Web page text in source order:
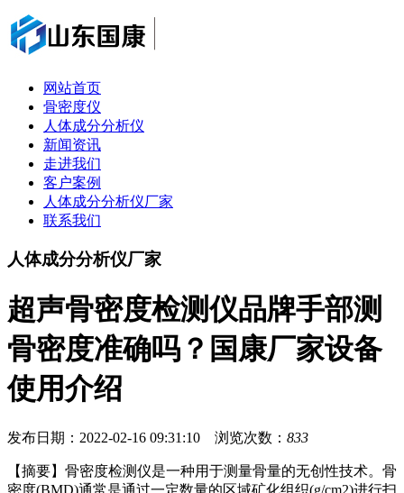
网站首页
骨密度仪
人体成分分析仪
新闻资讯
走进我们
客户案例
人体成分分析仪厂家
联系我们
人体成分分析仪厂家
超声骨密度检测仪品牌手部测
骨密度准确吗？国康厂家设备
使用介绍
发布日期：2022-02-16 09:31:10 浏览次数： 833
【摘要】骨密度检测仪是一种用于测量骨量的无创性技术。骨
密度(BMD)通常是通过一定数量的区域矿化组织(g/cm2)进行扫